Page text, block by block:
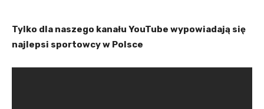
Tylko dla naszego kanału YouTube wypowiadają się
najlepsi sportowcy w Polsce